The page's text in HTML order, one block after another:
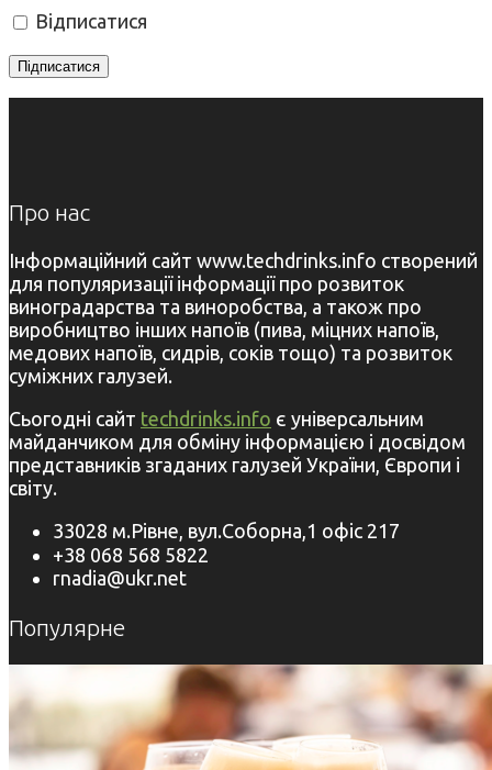
Відписатися
Про нас
Інформаційний сайт www.techdrinks.info створений
для популяризації інформації про розвиток
виноградарства та виноробства, а також про
виробництво інших напоїв (пива, міцних напоїв,
медових напоїв, сидрів, соків тощо) та розвиток
суміжних галузей.
Сьогодні сайт techdrinks.info є універсальним
майданчиком для обміну інформацією і досвідом
представників згаданих галузей України, Європи і
світу.
33028 м.Рівне, вул.Соборна,1 офіс 217
+38 068 568 5822
rnadia@ukr.net
Популярне